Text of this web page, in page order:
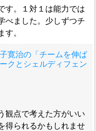
す。１対１は能力では
べました。少しずつチ
す。
寛治の「チームを伸ば
クとシェルディフェン
観点で考えた方がいい
得られるかもしれませ